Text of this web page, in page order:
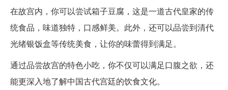
在故宫内，你可以尝试箱子豆腐，这是一道古代皇家的传
统食品，味道独特，口感鲜美。此外，还可以品尝到清代
光绪银饭盒等传统美食，让你的味蕾得到满足。
通过品尝故宫的特色小吃，你不仅可以满足口腹之欲，还
能更深入地了解中国古代宫廷的饮食文化。